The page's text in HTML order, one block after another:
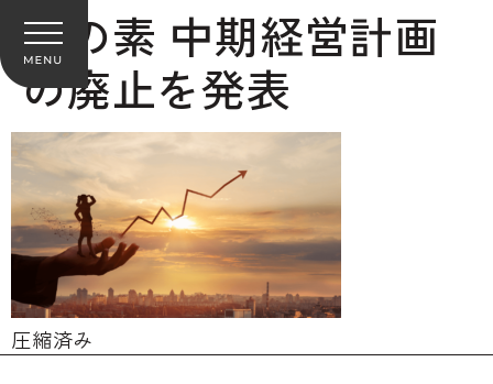
味の素 中期経営計画
の廃止を発表
圧縮済み